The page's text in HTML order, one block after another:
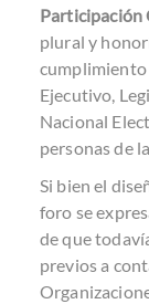
Participación
plural y
cumplimiento
Ejecutivo,
Nacional
personas de
Si bien el
foro se
de que
previos a